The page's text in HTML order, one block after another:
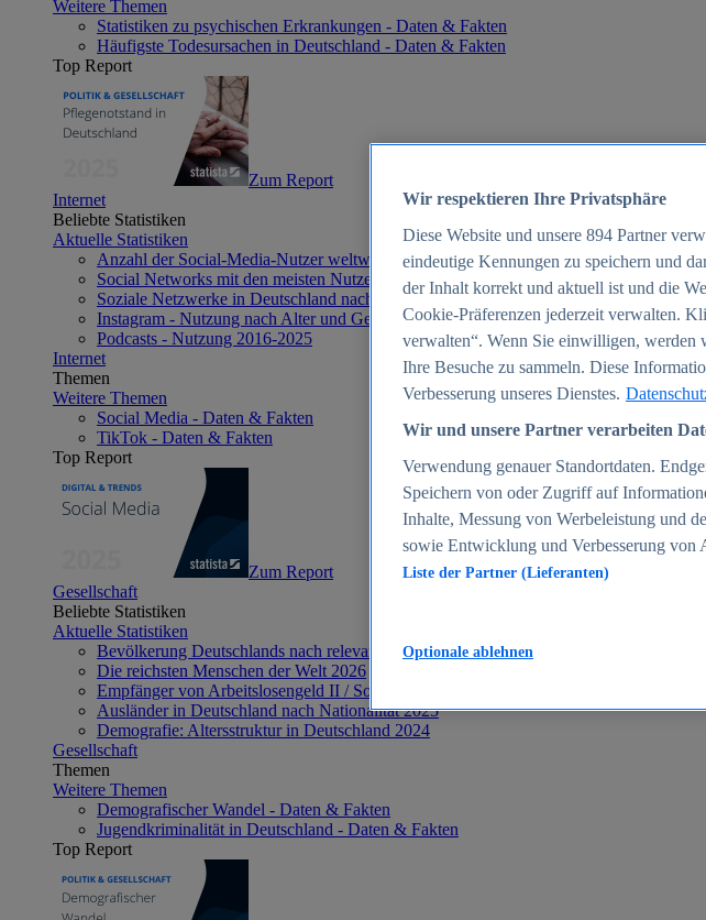
Weitere Themen
Statistiken zu psychischen Erkrankungen - Daten & Fakten
Häufigste Todesursachen in Deutschland - Daten & Fakten
Top Report
Zum Report
Internet
Beliebte Statistiken
Aktuelle Statistiken
Anzahl der Social-Media-Nutzer weltweit 2012-2025
Social Networks mit den meisten Nutzern weltweit 2025
Soziale Netzwerke in Deutschland nach Generationen 2025
Instagram - Nutzung nach Alter und Geschlecht in Deutschland 2025
Podcasts - Nutzung 2016-2025
Internet
Themen
Weitere Themen
Social Media - Daten & Fakten
TikTok - Daten & Fakten
Top Report
Zum Report
Gesellschaft
Beliebte Statistiken
Aktuelle Statistiken
Bevölkerung Deutschlands nach relevanten Altersgruppen 2024
Die reichsten Menschen der Welt 2026
Empfänger von Arbeitslosengeld II / Sozialgeld / Bürgergeld in Deutschland 2005-2025
Ausländer in Deutschland nach Nationalität 2025
Demografie: Altersstruktur in Deutschland 2024
Gesellschaft
Themen
Weitere Themen
Demografischer Wandel - Daten & Fakten
Jugendkriminalität in Deutschland - Daten & Fakten
Top Report
Wir respektieren Ihre Privatsphäre
Diese Website und unsere 894 Partner
eindeutige Kennungen zu speichern und
der Inhalt korrekt und aktuell ist und die
Cookie-Präferenzen jederzeit verwalten.
verwalten“. Wenn Sie einwilligen,
Ihre Besuche zu sammeln. Diese
Verbesserung unseres Dienstes.
Wir und unsere Partner verarbeiten
Verwendung genauer Standortdaten.
Speichern von oder Zugriff auf
Inhalte, Messung von Werbeleistung und
sowie Entwicklung und Verbesserung von
Liste der Partner (Lieferanten)
Optionale ablehnen